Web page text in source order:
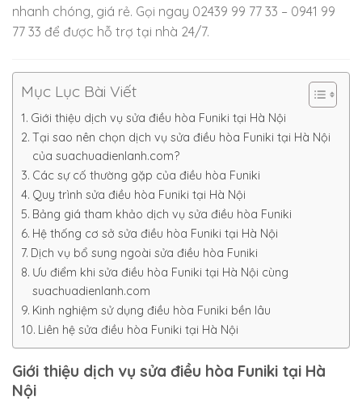
nhanh chóng, giá rẻ. Gọi ngay 02439 99 77 33 – 0941 99
77 33 để được hỗ trợ tại nhà 24/7.
Mục Lục Bài Viết
Giới thiệu dịch vụ sửa điều hòa Funiki tại Hà Nội
Tại sao nên chọn dịch vụ sửa điều hòa Funiki tại Hà Nội
của suachuadienlanh.com?
Các sự cố thường gặp của điều hòa Funiki
Quy trình sửa điều hòa Funiki tại Hà Nội
Bảng giá tham khảo dịch vụ sửa điều hòa Funiki
Hệ thống cơ sở sửa điều hòa Funiki tại Hà Nội
Dịch vụ bổ sung ngoài sửa điều hòa Funiki
Ưu điểm khi sửa điều hòa Funiki tại Hà Nội cùng
suachuadienlanh.com
Kinh nghiệm sử dụng điều hòa Funiki bền lâu
Liên hệ sửa điều hòa Funiki tại Hà Nội
Giới thiệu dịch vụ sửa điều hòa Funiki tại Hà
Nội